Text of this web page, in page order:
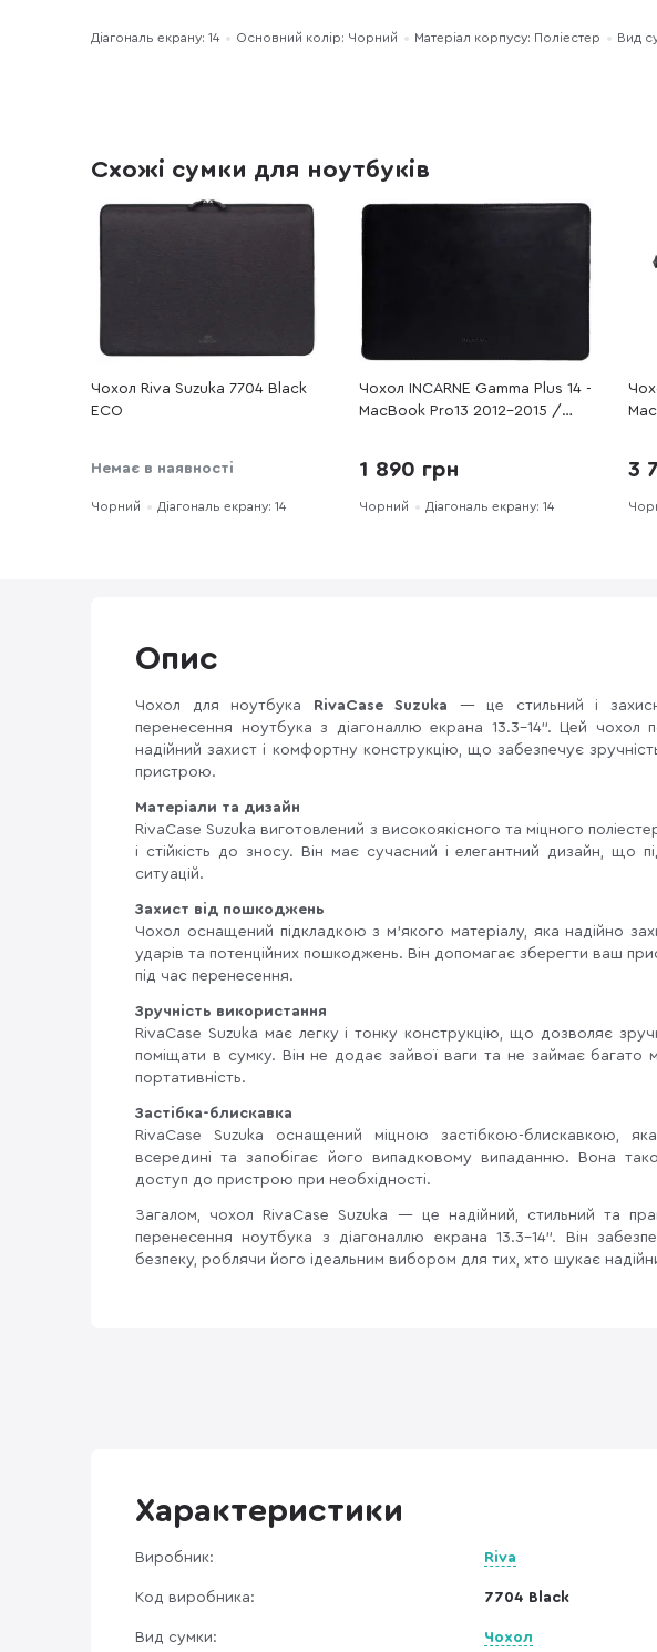
Діагональ екрану: 14 Основний колір: Чорний Матеріал корпусу: Поліестер Вид
Схожі сумки для ноутбуків
Чохол Riva Suzuka 7704 Black
ECO
Немає в наявності
Чорний Діагональ екрану: 14
Чохол INCARNE Gamma Plus 14 -
MacBook Pro13 2012-2015 /
1 890 грн
Чорний Діагональ екрану: 14
3
Опис
Чохол для ноутбука RivaCase Suzuka — це стильний і
перенесення ноутбука з діагоналлю екрана 13.3-14". Цей чохол
надійний захист і комфортну конструкцію, що забезпечує
пристрою.
Матеріали та дизайн
RivaCase Suzuka виготовлений з високоякісного та міцного
і стійкість до зносу. Він має сучасний і елегантний дизайн, що
ситуацій.
Захист від пошкоджень
Чохол оснащений підкладкою з м'якого матеріалу, яка надійно
ударів та потенційних пошкоджень. Він допомагає зберегти ваш
під час перенесення.
Зручність використання
RivaCase Suzuka має легку і тонку конструкцію, що дозволяє
поміщати в сумку. Він не додає зайвої ваги та не займає багато
портативність.
Застібка-блискавка
RivaCase Suzuka оснащений міцною застібкою-блискавкою,
всередині та запобігає його випадковому випаданню. Вона
доступ до пристрою при необхідності.
Загалом, чохол RivaCase Suzuka — це надійний, стильний та
перенесення ноутбука з діагоналлю екрана 13.3-14". Він
безпеку, роблячи його ідеальним вибором для тих, хто шукає
Характеристики
Виробник: Riva
Код виробника: 7704 Black
Вид сумки: Чохол